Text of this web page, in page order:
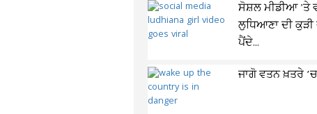
ਸੋਸ਼ਲ ਮੀਡੀਆ 'ਤੇ
ਲੁਧਿਆਣਾ ਦੀ ਕੁੜੀ
ਪੈਂਦੇ...
ਜਾਗੋ ਵਤਨ ਖ਼ਤਰੇ